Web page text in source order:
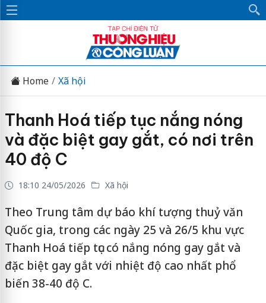
Home Xã hội
Thanh Hoá tiếp tục nắng nóng
và đặc biệt gay gắt, có nơi trên
40 độ C
18:10 24/05/2026 Xã hội
Theo Trung tâm dự báo khí tượng thuỷ văn
Quốc gia, trong các ngày 25 và 26/5 khu vực
Thanh Hoá tiếp tục có nắng nóng gay gắt và
đặc biệt gay gắt với nhiệt độ cao nhất phổ
biến 38-40 độ C.